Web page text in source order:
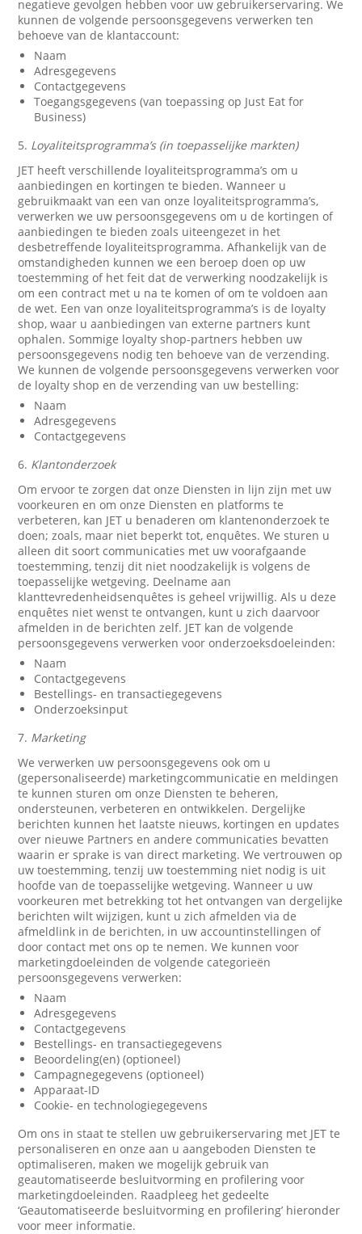
negatieve gevolgen hebben voor uw gebruikerservaring. We
kunnen de volgende persoonsgegevens verwerken ten
behoeve van de klantaccount:
Naam
Adresgegevens
Contactgegevens
Toegangsgegevens (van toepassing op Just Eat for
Business)
5. Loyaliteitsprogramma’s (in toepasselijke markten)
JET heeft verschillende loyaliteitsprogramma’s om u
aanbiedingen en kortingen te bieden. Wanneer u
gebruikmaakt van een van onze loyaliteitsprogramma’s,
verwerken we uw persoonsgegevens om u de kortingen of
aanbiedingen te bieden zoals uiteengezet in het
desbetreffende loyaliteitsprogramma. Afhankelijk van de
omstandigheden kunnen we een beroep doen op uw
toestemming of het feit dat de verwerking noodzakelijk is
om een contract met u na te komen of om te voldoen aan
de wet. Een van onze loyaliteitsprogramma’s is de loyalty
shop, waar u aanbiedingen van externe partners kunt
ophalen. Sommige loyalty shop-partners hebben uw
persoonsgegevens nodig ten behoeve van de verzending.
We kunnen de volgende persoonsgegevens verwerken voor
de loyalty shop en de verzending van uw bestelling:
Naam
Adresgegevens
Contactgegevens
6. Klantonderzoek
Om ervoor te zorgen dat onze Diensten in lijn zijn met uw
voorkeuren en om onze Diensten en platforms te
verbeteren, kan JET u benaderen om klantenonderzoek te
doen; zoals, maar niet beperkt tot, enquêtes. We sturen u
alleen dit soort communicaties met uw voorafgaande
toestemming, tenzij dit niet noodzakelijk is volgens de
toepasselijke wetgeving. Deelname aan
klanttevredenheidsenquêtes is geheel vrijwillig. Als u deze
enquêtes niet wenst te ontvangen, kunt u zich daarvoor
afmelden in de berichten zelf. JET kan de volgende
persoonsgegevens verwerken voor onderzoeksdoeleinden:
Naam
Contactgegevens
Bestellings- en transactiegegevens
Onderzoeksinput
7. Marketing
We verwerken uw persoonsgegevens ook om u
(gepersonaliseerde) marketingcommunicatie en meldingen
te kunnen sturen om onze Diensten te beheren,
ondersteunen, verbeteren en ontwikkelen. Dergelijke
berichten kunnen het laatste nieuws, kortingen en updates
over nieuwe Partners en andere communicaties bevatten
waarin er sprake is van direct marketing. We vertrouwen op
uw toestemming, tenzij uw toestemming niet nodig is uit
hoofde van de toepasselijke wetgeving. Wanneer u uw
voorkeuren met betrekking tot het ontvangen van dergelijke
berichten wilt wijzigen, kunt u zich afmelden via de
afmeldlink in de berichten, in uw accountinstellingen of
door contact met ons op te nemen. We kunnen voor
marketingdoeleinden de volgende categorieën
persoonsgegevens verwerken:
Naam
Adresgegevens
Contactgegevens
Bestellings- en transactiegegevens
Beoordeling(en) (optioneel)
Campagnegegevens (optioneel)
Apparaat-ID
Cookie- en technologiegegevens
Om ons in staat te stellen uw gebruikerservaring met JET te
personaliseren en onze aan u aangeboden Diensten te
optimaliseren, maken we mogelijk gebruik van
geautomatiseerde besluitvorming en profilering voor
marketingdoeleinden. Raadpleeg het gedeelte
‘Geautomatiseerde besluitvorming en profilering’ hieronder
voor meer informatie.